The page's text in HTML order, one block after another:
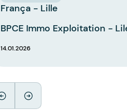
França - Lille
BPCE Immo Exploitation -
14.01.2026